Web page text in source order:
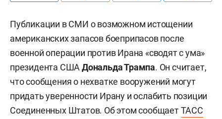
Публикации в СМИ о возможном истощении
американских запасов боеприпасов после
военной операции против Ирана «сводят с ума»
президента СШАДональда Трампа. Он считает,
что сообщения о нехватке вооружений могут
придать уверенности Ирану и ослабить позиции
Соединенных Штатов. Об этом сообщаетТАСС